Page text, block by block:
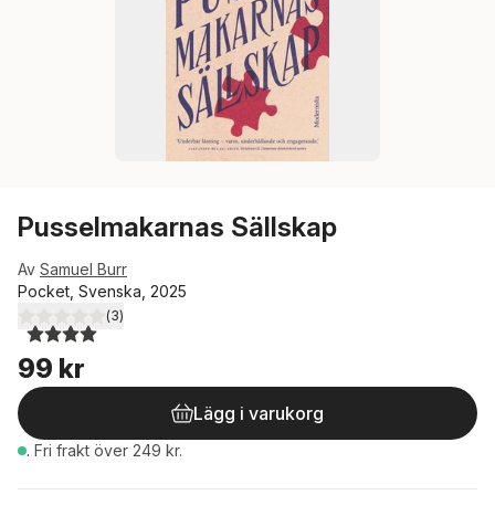
Pusselmakarnas Sällskap
Av Samuel Burr
Pocket, Svenska, 2025
4,0utav 5 stjärnor. Totalt antal röster:
(3)
99 kr
Lägg i varukorg
. Fri frakt över 249 kr.